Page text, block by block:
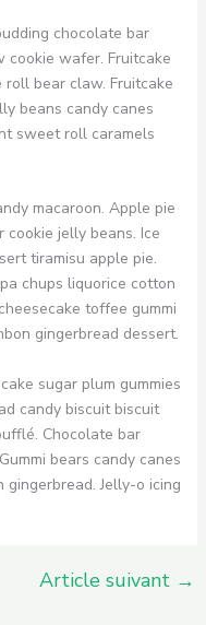
chocolate bar
cookie wafer. Fruitcake
bear claw. Fruitcake
beans candy canes
sweet roll caramels
macaroon. Apple pie
jelly beans. Ice
tiramisu apple pie.
chups liquorice cotton
toffee gummi
gingerbread dessert.
sugar plum gummies
candy biscuit biscuit
Chocolate bar
bears candy canes
Jelly-o icing
Article suivant →